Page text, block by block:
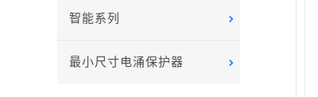
智能系列
最小尺寸电涌保护器